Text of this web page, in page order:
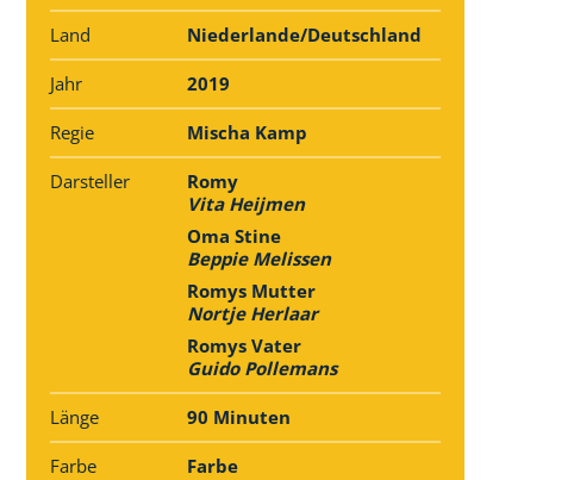
Land Niederlande/Deutschland
Jahr 2019
Regie Mischa Kamp
Darsteller
Romy
Vita Heijmen
Oma Stine
Beppie Melissen
Romys Mutter
Nortje Herlaar
Romys Vater
Guido Pollemans
Länge 90 Minuten
Farbe Farbe